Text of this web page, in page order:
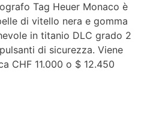
Tag Heuer Monaco è
di vitello nera e gomma
in titanio DLC grado 2
di sicurezza. Viene
CHF 11.000 o $ 12.450